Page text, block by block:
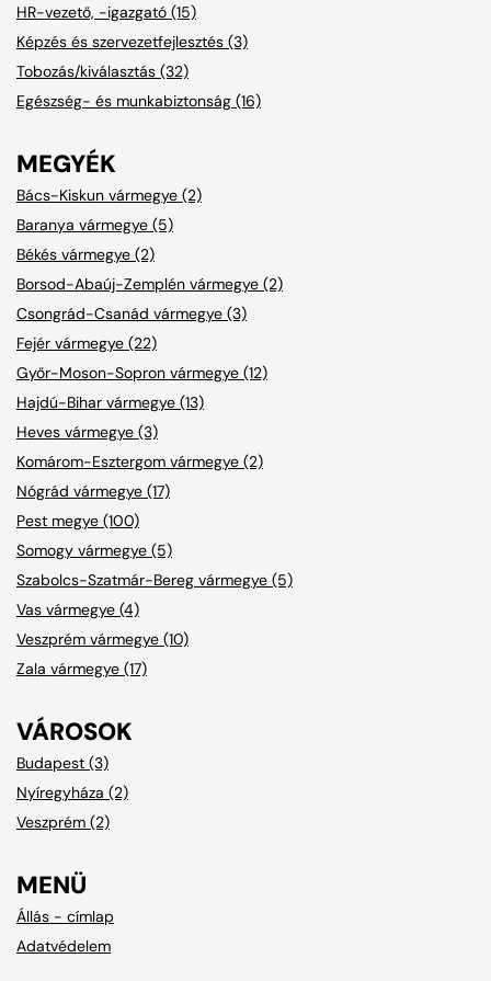
HR-vezető, -igazgató (15)
Képzés és szervezetfejlesztés (3)
Tobozás/kiválasztás (32)
Egészség- és munkabiztonság (16)
MEGYÉK
Bács-Kiskun vármegye (2)
Baranya vármegye (5)
Békés vármegye (2)
Borsod-Abaúj-Zemplén vármegye (2)
Csongrád-Csanád vármegye (3)
Fejér vármegye (22)
Győr-Moson-Sopron vármegye (12)
Hajdú-Bihar vármegye (13)
Heves vármegye (3)
Komárom-Esztergom vármegye (2)
Nógrád vármegye (17)
Pest megye (100)
Somogy vármegye (5)
Szabolcs-Szatmár-Bereg vármegye (5)
Vas vármegye (4)
Veszprém vármegye (10)
Zala vármegye (17)
VÁROSOK
Budapest (3)
Nyíregyháza (2)
Veszprém (2)
MENÜ
Állás - címlap
Adatvédelem